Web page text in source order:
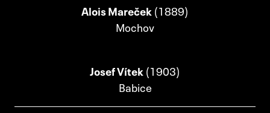
Alois Mareček(1889)
Mochov
Josef Vítek(1903)
Babice